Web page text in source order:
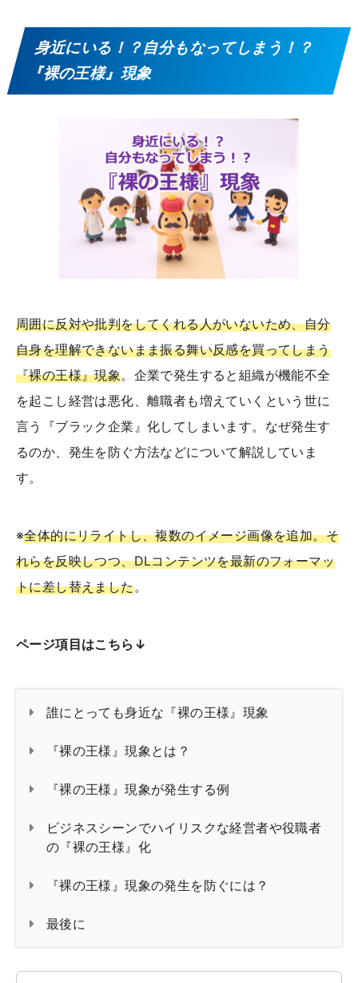
身近にいる！？自分もなってしまう！？
『裸の王様』現象
周囲に反対や批判をしてくれる人がいないため、自分
自身を理解できないまま振る舞い反感を買ってしまう
『裸の王様』現象。企業で発生すると組織が機能不全
を起こし経営は悪化、離職者も増えていくという世に
言う『ブラック企業』化してしまいます。なぜ発生す
るのか、発生を防ぐ方法などについて解説していま
す。
※全体的にリライトし、複数のイメージ画像を追加。そ
れらを反映しつつ、DLコンテンツを最新のフォーマッ
トに差し替えました。
ページ項目はこちら↓
誰にとっても身近な『裸の王様』現象
『裸の王様』現象とは？
『裸の王様』現象が発生する例
ビジネスシーンでハイリスクな経営者や役職者
の『裸の王様』化
『裸の王様』現象の発生を防ぐには？
最後に